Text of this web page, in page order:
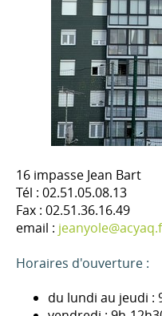
16 impasse Jean Bart
Tél : 02.51.05.08.13
Fax : 02.51.36.16.49
email :
Horaires d'ouverture :
du lundi au jeudi :